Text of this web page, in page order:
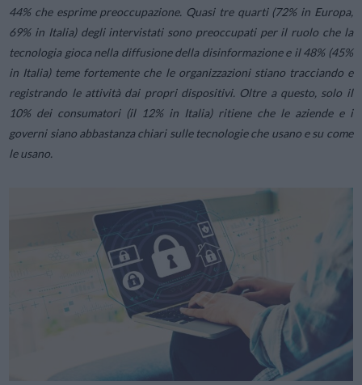
44% che esprime preoccupazione. Quasi tre quarti (72% in Europa,
69% in Italia) degli intervistati sono preoccupati per il ruolo che la
tecnologia gioca nella diffusione della disinformazione e il 48% (45%
in Italia) teme fortemente che le organizzazioni stiano tracciando e
registrando le attività dai propri dispositivi. Oltre a questo, solo il
10% dei consumatori (il 12% in Italia) ritiene che le aziende e i
governi siano abbastanza chiari sulle tecnologie che usano e su come
le usano.